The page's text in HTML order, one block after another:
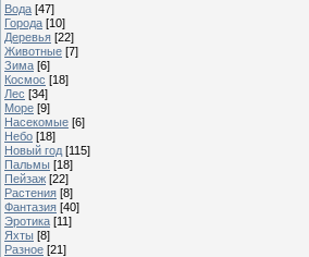
Вода [47]
Города [10]
Деревья [22]
Животные [7]
Зима [6]
Космос [18]
Лес [34]
Море [9]
Насекомые [6]
Небо [18]
Новый год [115]
Пальмы [18]
Пейзаж [22]
Растения [8]
Фантазия [40]
Эротика [11]
Яхты [8]
Разное [21]